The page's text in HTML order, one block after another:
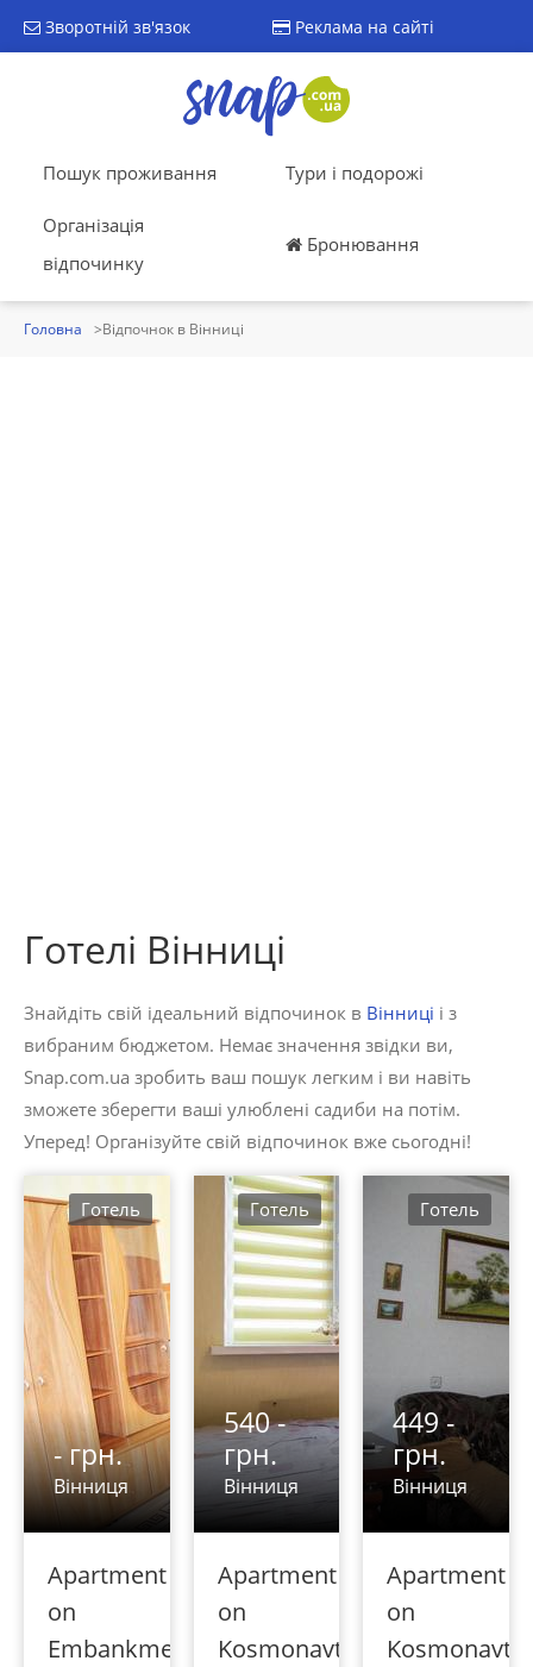
Зворотній зв'язок Реклама на сайті
Пошук проживання Тури і подорожі
Організація
відпочинку
Бронювання
Головна Відпочнок в Вінниці
Готелі Вінниці
Знайдіть свій ідеальний відпочинок в Вінниці і з
вибраним бюджетом. Немає значення звідки ви,
Snap.com.ua зробить ваш пошук легким і ви навіть
зможете зберегти ваші улюблені садиби на потім.
Уперед! Організуйте свій відпочинок вже сьогодні!
- грн.
Вінниця
Apartment
on
Embankment
Готель
540 -
грн.
Вінниця
Apartment
on
Kosmonavtiv
Готель
449 -
грн.
Вінниця
Apartment
on
Kosmonavtiv
Готель